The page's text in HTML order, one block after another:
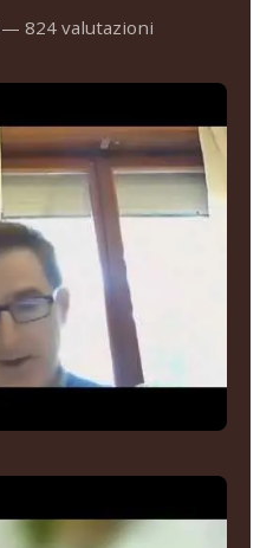
— 824 valutazioni